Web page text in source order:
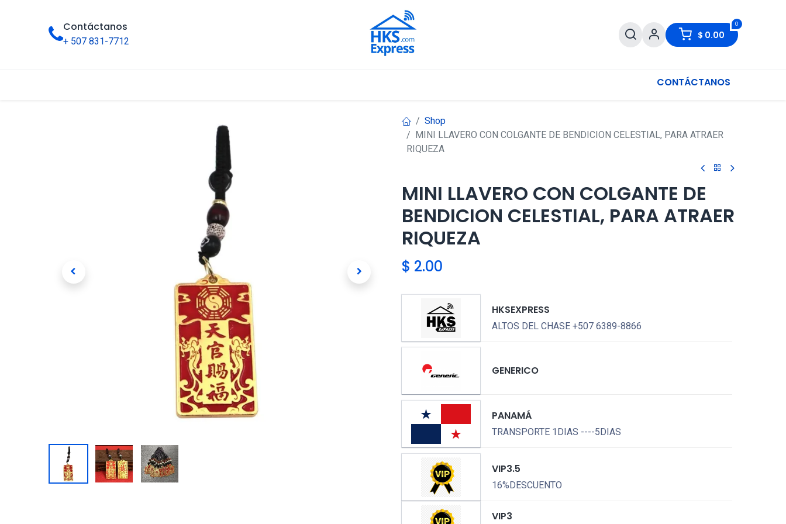
Contáctanos
+ 507 831-7712
0
$ 0.00
CONTÁCTANOS
Shop
MINI LLAVERO CON COLGANTE DE BENDICION CELESTIAL, PARA ATRAER
RIQUEZA
MINI LLAVERO CON COLGANTE DE
BENDICION CELESTIAL, PARA ATRAER
RIQUEZA
$ 2.00
HKSEXPRESS
ALTOS DEL CHASE +507 6389-8866
GENERICO
PANAMÁ
TRANSPORTE 1DIAS ----5DIAS
VIP3.5
16%DESCUENTO
VIP3